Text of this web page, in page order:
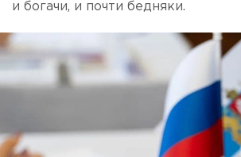
и богачи, и почти бедняки.